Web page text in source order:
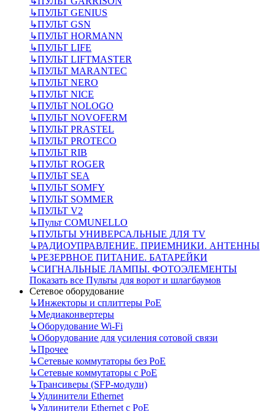
↳ПУЛЬТ GENIUS
↳ПУЛЬТ GSN
↳ПУЛЬТ HORMANN
↳ПУЛЬТ LIFE
↳ПУЛЬТ LIFTMASTER
↳ПУЛЬТ MARANTEC
↳ПУЛЬТ NERO
↳ПУЛЬТ NICE
↳ПУЛЬТ NOLOGO
↳ПУЛЬТ NOVOFERM
↳ПУЛЬТ PRASTEL
↳ПУЛЬТ PROTECO
↳ПУЛЬТ RIB
↳ПУЛЬТ ROGER
↳ПУЛЬТ SEA
↳ПУЛЬТ SOMFY
↳ПУЛЬТ SOMMER
↳ПУЛЬТ V2
↳Пульт СOMUNELLO
↳ПУЛЬТЫ УНИВЕРСАЛЬНЫЕ ДЛЯ TV
↳РАДИОУПРАВЛЕНИЕ. ПРИЕМНИКИ. АНТЕННЫ
↳РЕЗЕРВНОЕ ПИТАНИЕ. БАТАРЕЙКИ
↳СИГНАЛЬНЫЕ ЛАМПЫ. ФОТОЭЛЕМЕНТЫ
Показать все Пульты для ворот и шлагбаумов
Сетевое оборудование
↳Инжекторы и сплиттеры РоЕ
↳Медиаконвертеры
↳Оборудование Wi-Fi
↳Оборудование для усиления сотовой связи
↳Прочее
↳Сетевые коммутаторы без РоЕ
↳Сетевые коммутаторы с РоЕ
↳Трансиверы (SFP-модули)
↳Удлинители Ethernet
↳Удлинители Ethernet с PoE